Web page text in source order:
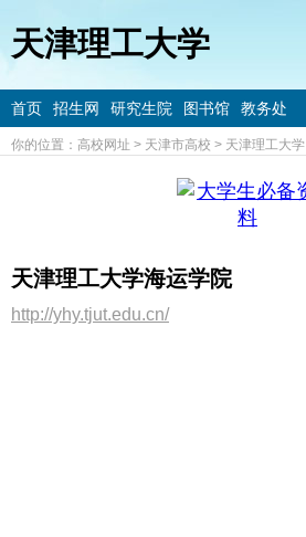
天津理工大学
首页 招生网 研究生院 图书馆 教务处
你的位置： 高校网址 > 天津市高校 > 天津理工大学
天津理工大学海运学院
http://yhy.tjut.edu.cn/